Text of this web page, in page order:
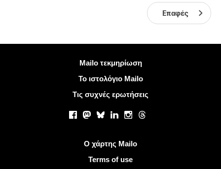
Επαφές
Περισσότερες πληροφορίεςMailo τεκμηρίωση
Το ιστολόγιο Mailo
Τις συχνές ερωτήσεις
Facebook
Mastodon
BlueskyLinkedInInstagram
Threads
Ο χάρτης Mailo
Terms of use